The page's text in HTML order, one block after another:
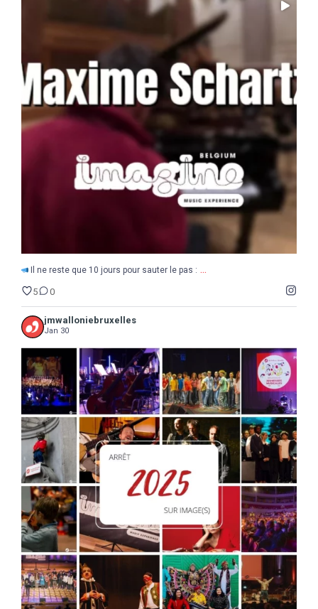
Il ne reste que 10 jours pour sauter le pas :
5
Il ne reste que 10 jours pour sauter le pas : ...
5 0
jmwalloniebruxelles
Jan 30
2025 Une année de découvertes, d`étonnements, ...